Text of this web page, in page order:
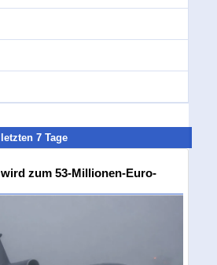
7 Tage
zum 53-Millionen-Euro-